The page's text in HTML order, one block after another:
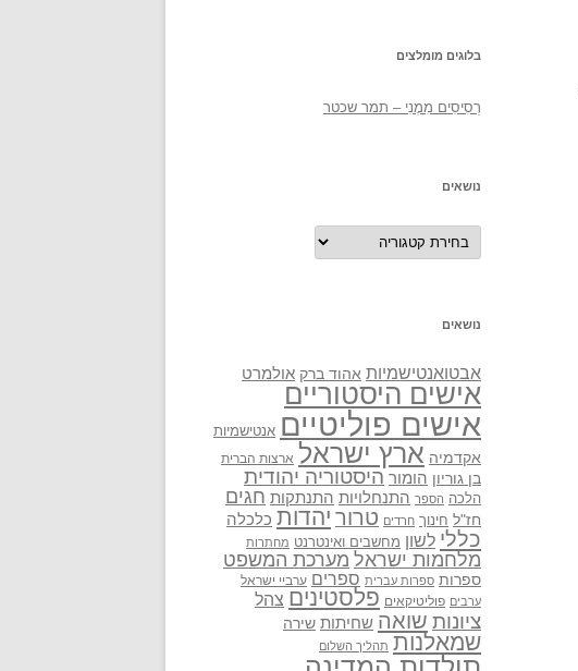
בלוגים מומלצים
רְסִיסִים מִמֶנִי – תמר שכטר
נושאים
נושאים
נושאים
אבטואנטישמיות אהוד ברק אולמרט
אישים היסטוריים
אישים פוליטיים אנטישמיות
אקדמיה ארץ ישראל ארצות הברית
בן גוריון הומור היסטוריה יהודית
הלכה הספר התנחלויות התנתקות חגים
חז"ל חינוך חרדים טרור יהדות כלכלה
כללי לשון מחשבים ואינטרנט מחתרות
מלחמות ישראל מערכת המשפט
ספרות ספרות עברית ספרים ערביי ישראל
ערבים פוליטיקאים פלסטינים צהל
ציונות שואה שחיתות שירה
שמאלנות תהליך השלום